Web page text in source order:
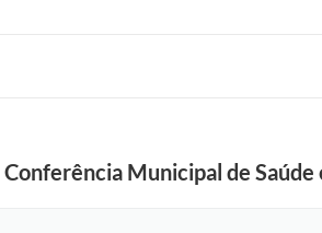
Municipal de Saúde